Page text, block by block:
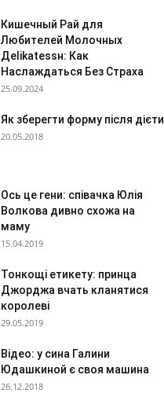
Кишечный Рай для
Любителей Молочных
Деlikatessн: Как
Наслаждаться Без Страха
25.09.2024
Як зберегти форму після дієти
20.05.2018
Ось це гени: співачка Юлія
Волкова дивно схожа на
маму
15.04.2019
Тонкощі етикету: принца
Джорджа вчать кланятися
королеві
29.05.2019
Відео: у сина Галини
Юдашкиной є своя машина
26.12.2018